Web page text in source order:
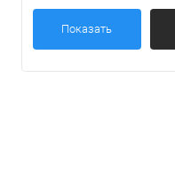
Показать